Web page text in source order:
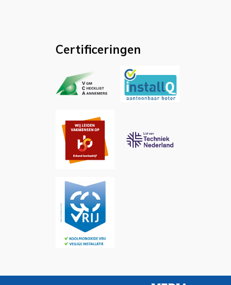
Certificeringen